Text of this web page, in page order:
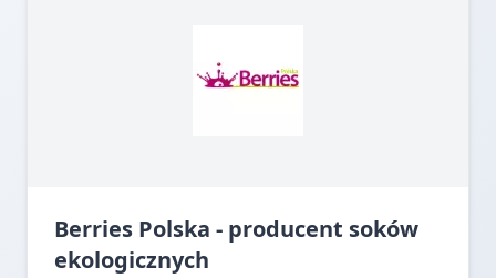
Berries Polska - producent soków
ekologicznych